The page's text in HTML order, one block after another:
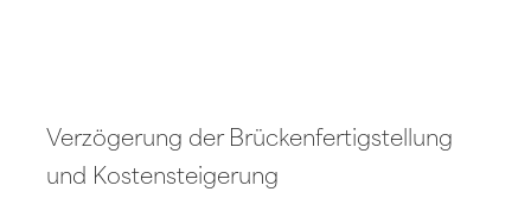
Verzögerung der Brückenfertigstellung
und Kostensteigerung